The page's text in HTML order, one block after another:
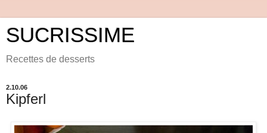
SUCRISSIME
Recettes de desserts
2.10.06
Kipferl